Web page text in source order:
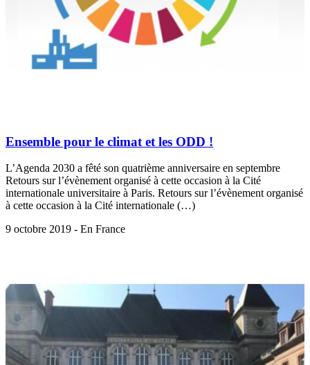
Ensemble pour le climat et les ODD !
L’Agenda 2030 a fêté son quatrième anniversaire en septembre
Retours sur l’évènement organisé à cette occasion à la Cité
internationale universitaire à Paris. Retours sur l’évènement organisé
à cette occasion à la Cité internationale (…)
9 octobre 2019 - En France